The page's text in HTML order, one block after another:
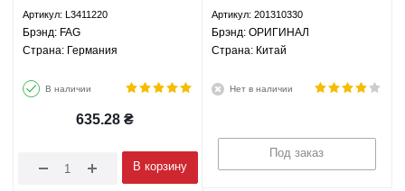
Breez SMA Maple 1.3 1.5 1.6
1.8 МКПП - L3411220 FAG
Артикул: L3411220
Брэнд: FAG
Страна: Германия
В наличии
635.28 ₴
В корзину
Breez SMA Maple 1.3 1.5 1.6
1.8 МКПП - 201310330
ОРИГИНАЛ
Артикул: 201310330
Брэнд: ОРИГИНАЛ
Страна: Китай
Нет в наличии
Под заказ